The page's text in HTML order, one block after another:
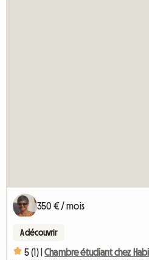
350 € / mois
A découvrir
5 (1) |